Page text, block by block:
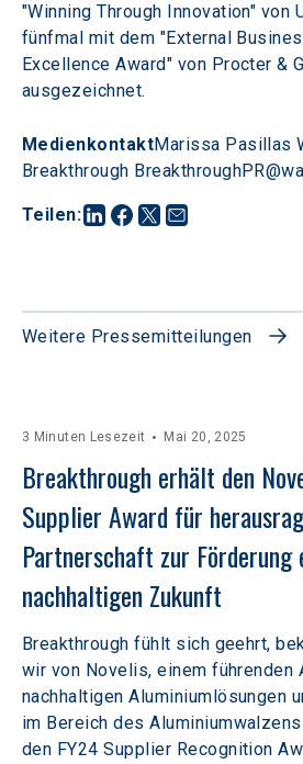
Teilen:
"Winning Through Innovation" von
fünfmal mit dem "External
Excellence Award" von Procter &
ausgezeichnet.
MedienkontaktMarissa Pasillas
Breakthrough
Weitere Pressemitteilungen
3 Minuten Lesezeit Mai 20, 2025
Breakthrough erhält den
Supplier Award für
Partnerschaft zur Förderung
nachhaltigen Zukunft
Breakthrough fühlt sich geehrt,
wir von Novelis, einem führenden
nachhaltigen Aluminiumlösungen
im Bereich des
den FY24 Supplier Recognition